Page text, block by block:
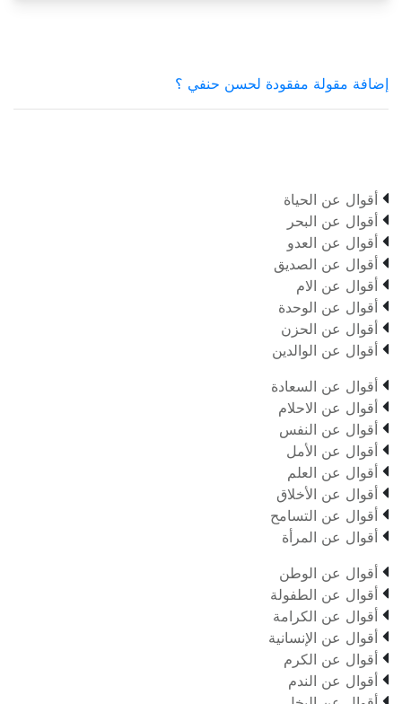
إضافة مقولة مفقودة لحسن حنفي ؟
 أقوال عن الحياة
 أقوال عن البحر
 أقوال عن العدو
 أقوال عن الصديق
 أقوال عن الام
 أقوال عن الوحدة
 أقوال عن الحزن
 أقوال عن الوالدين
 أقوال عن السعادة
 أقوال عن الاحلام
 أقوال عن النفس
 أقوال عن الأمل
 أقوال عن العلم
 أقوال عن الأخلاق
 أقوال عن التسامح
 أقوال عن المرأة
 أقوال عن الوطن
 أقوال عن الطفولة
 أقوال عن الكرامة
 أقوال عن الإنسانية
 أقوال عن الكرم
 أقوال عن الندم